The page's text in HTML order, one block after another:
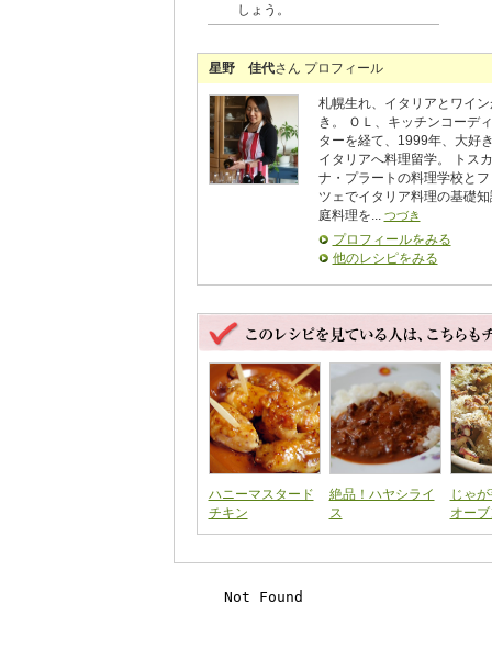
しょう。
星野 佳代さん プロフィール
札幌生れ、イタリアとワイ
き。 ＯＬ、キッチンコーデ
ターを経て、1999年、大好
イタリアへ料理留学。 トス
ナ・プラートの料理学校と
ツェでイタリア料理の基礎
庭料理を... つづき
プロフィールをみる
他のレシピをみる
ハニーマスタード
チキン
絶品！ハヤシライ
ス
じゃ
オー